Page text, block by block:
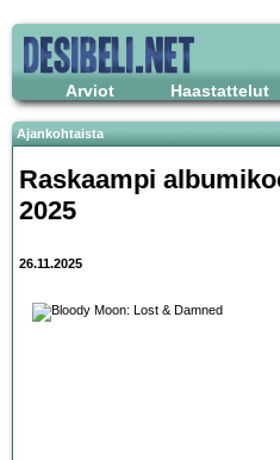
Arviot Haastattelut
Ajankohtaista
Raskaampi
2025
26.11.2025